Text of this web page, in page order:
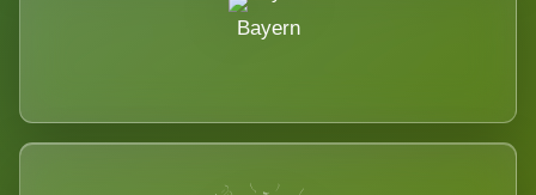
Bayern